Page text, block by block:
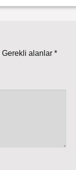
Gerekli alanlar *